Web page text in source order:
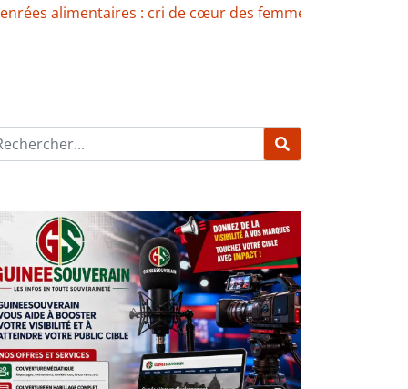
: cri de cœur des femmes du marché de